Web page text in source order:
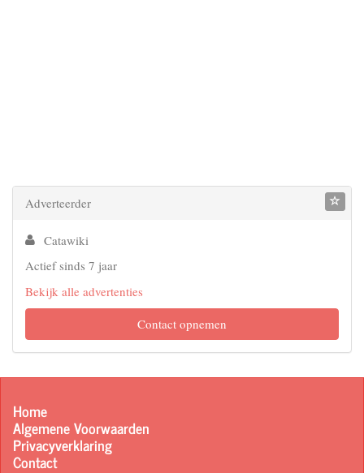
Adverteerder
Catawiki
Actief sinds 7 jaar
Bekijk alle advertenties
Contact opnemen
Home
Algemene Voorwaarden
Privacyverklaring
Contact